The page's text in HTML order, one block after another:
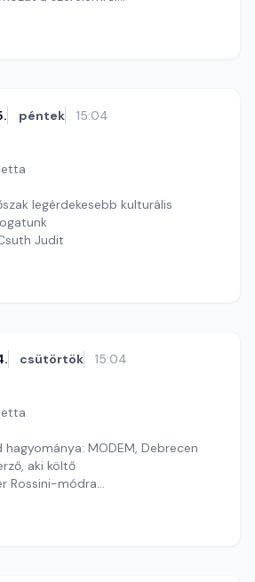
péntek 15:04
legérdekesebb kulturális
Judit
csütörtök 15:04
hagyománya: MODEM, Debrecen
aki költő
Rossini-módra
György András